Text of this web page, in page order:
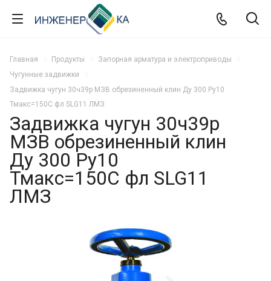
Главная Продукты
Запорная арматура и электроприводы
Чугунные задвижки
Задвижка чугун 30ч39р МЗВ обрезиненный клин Ду 300 Ру10
Тмакс=150C фл SLG11 ЛМЗ
Задвижка чугун 30ч39р
МЗВ обрезиненный клин
Ду 300 Ру10
Тмакс=150C фл SLG11
ЛМЗ